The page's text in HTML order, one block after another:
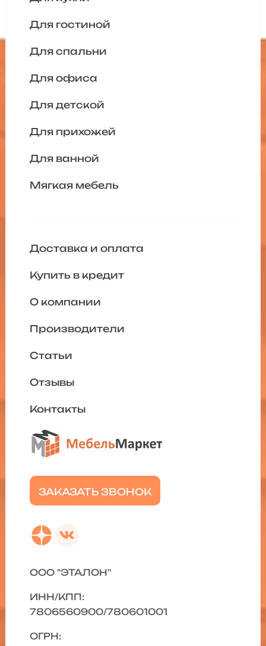
Для гостиной
Для спальни
Для офиса
Для детской
Для прихожей
Для ванной
Мягкая мебель
ЗАКАЗАТЬ ЗВОНОК
Доставка и оплата
Купить в кредит
О компании
Производители
Статьи
Отзывы
Контакты
ООО "ЭТАЛОН"
ИНН/КПП:
7806560900/780601001
ОГРН: